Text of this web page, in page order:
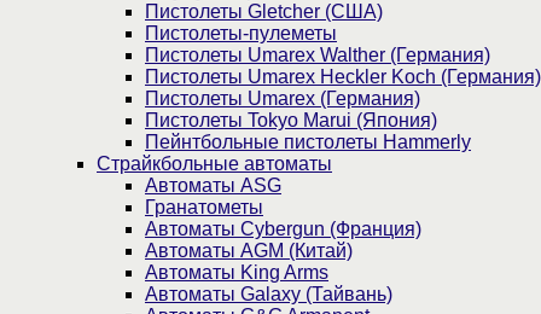
Пистолеты Gletcher (США)
Пистолеты-пулеметы
Пистолеты Umarex Walther (Германия)
Пистолеты Umarex Heckler Koch (Германия)
Пистолеты Umarex (Германия)
Пистолеты Tokyo Marui (Япония)
Пейнтбольные пистолеты Hammerly
Страйкбольные автоматы
Автоматы ASG
Гранатометы
Автоматы Cybergun (Франция)
Автоматы AGM (Китай)
Автоматы King Arms
Автоматы Galaxy (Тайвань)